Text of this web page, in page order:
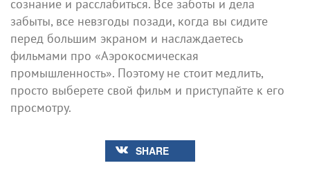
сознание и расслабиться. Все заботы и дела
забыты, все невзгоды позади, когда вы сидите
перед большим экраном и наслаждаетесь
фильмами про «Аэрокосмическая
промышленность». Поэтому не стоит медлить,
просто выберете свой фильм и приступайте к его
просмотру.
SHARE